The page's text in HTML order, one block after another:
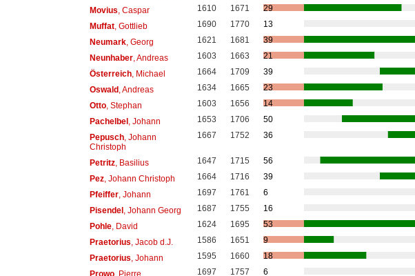
Movius , Caspar 1610 1671
29
Muffat, Gottlieb 1690 1770
13
Neumark, Georg 1621 1681
39
Neunhaber, Andreas 1603 1663
21
Österreich, Michael 1664 1709
39
Oswald, Andreas 1634 1665
23
Otto, Stephan 1603 1656
14
Pachelbel, Johann 1653 1706
50
Pepusch, Johann
Christoph
1667 1752 36
Petritz, Basilius 1647 1715
56
Pez, Johann Christoph 1664 1716
39
Pfeiffer, Johann 1697 1761
6
Pisendel, Johann Georg 1687 1755
16
Pohle, David 1624 1695
53
Praetorius , Jacob d.J. 1586 1651
9
Praetorius , Johann 1595 1660
18
Prowo, Pierre 1697 1757 6